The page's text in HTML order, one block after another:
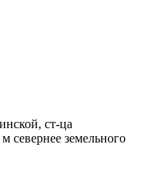
ст-ца
севернее земельного